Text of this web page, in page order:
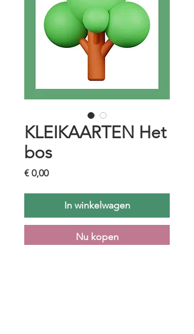
KLEIKAARTEN Het
bos
€ 0,00Prijs
In winkelwagen
Nu kopen